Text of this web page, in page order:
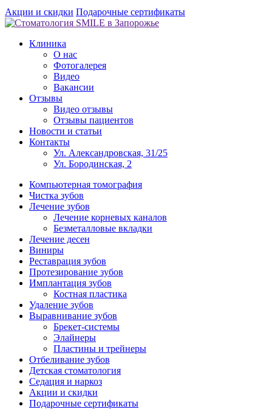
Акции и скидки Подарочные сертификаты
Клиника
О нас
Фотогалерея
Видео
Вакансии
Отзывы
Видео отзывы
Отзывы пациентов
Новости и статьи
Контакты
Ул. Александровская, 31/25
Ул. Бородинская, 2
Компьютерная томография
Чистка зубов
Лечение зубов
Лечение корневых каналов
Безметалловые вкладки
Лечение десен
Виниры
Реставрация зубов
Протезирование зубов
Имплантация зубов
Костная пластика
Удаление зубов
Выравнивание зубов
Брекет-системы
Элайнеры
Пластины и трейнеры
Отбеливание зубов
Детская стоматология
Седация и наркоз
Акции и скидки
Подарочные сертификаты